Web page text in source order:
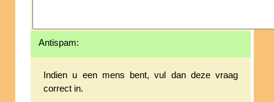
Antispam:
Indien u een mens bent, vul dan deze vraag
correct in.